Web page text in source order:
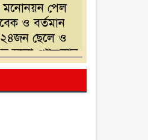
পেল
ও বর্তমান
২৪জন ছেলে ও
হলো খোন্দকার
দাবিতে